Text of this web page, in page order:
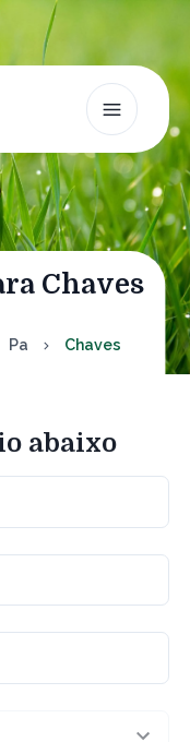
Chaves
Pa Chaves
abaixo